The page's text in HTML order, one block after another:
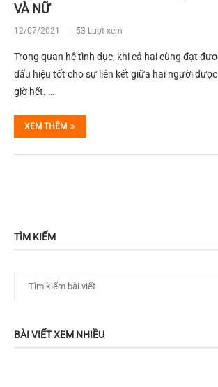
VÀ NỮ
12/07/2021 53 Lượt xem
Trong quan hệ tình dục, khi cả hai cùng đạt
dấu hiệu tốt cho sự liên kết giữa hai người
giờ hết. …
XEM THÊM
TÌM KIẾM
BÀI VIẾT XEM NHIỀU